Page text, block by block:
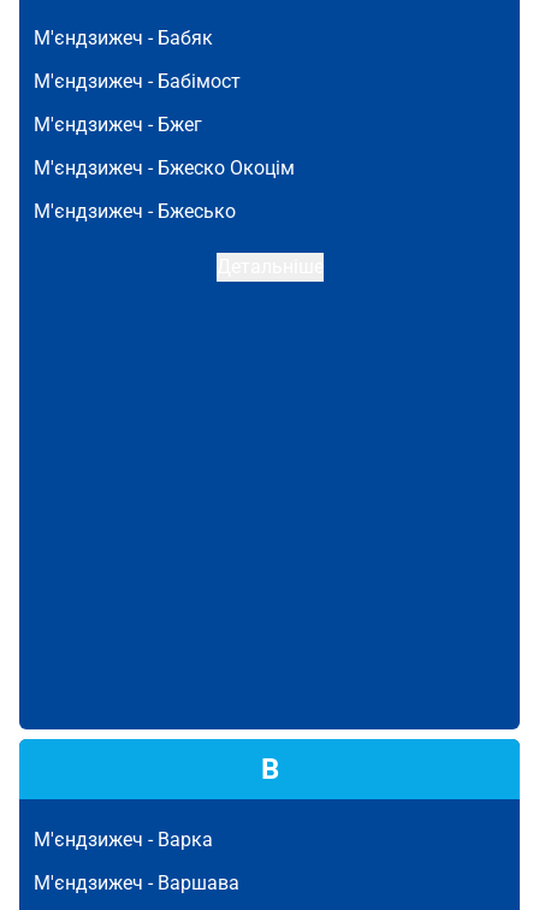
М'єндзижеч - Бабяк
М'єндзижеч - Бабімост
М'єндзижеч - Бжег
М'єндзижеч - Бжеско Окоцім
М'єндзижеч - Бжесько
В
М'єндзижеч - Варка
М'єндзижеч - Варшава